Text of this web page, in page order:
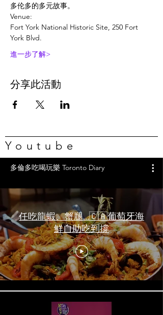
多伦多的多元故事。
Venue:
Fort York National Historic Site, 250 Fort
York Blvd.
進一步了解>
分享此活動
Youtube
多倫多吃喝玩樂 Toronto Diary
任吃龍蝦、蟹腿…🇨🇦葡萄牙海
鮮自助吃到撐